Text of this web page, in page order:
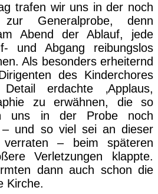
trafen wir uns in der noch
Generalprobe, denn
Abend der Ablauf, jede
und Abgang reibungslos
Als besonders erheiternd
des Kinderchores
erdachte ‚Applaus,
zu erwähnen, die so
uns in der Probe noch
– und so viel sei an dieser
– beim späteren
Verletzungen klappte.
dann auch schon die
Kirche.